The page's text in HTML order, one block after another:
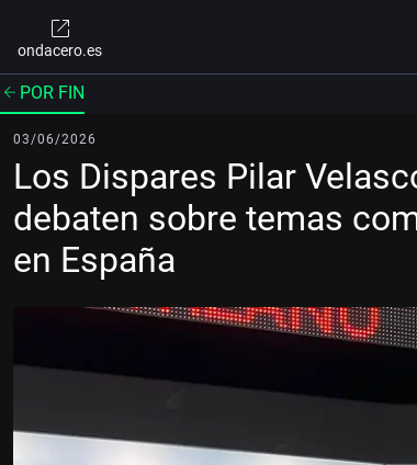
ondacero.es
POR FIN
03/06/2026
Los Dispares Pilar
debaten sobre temas
en España